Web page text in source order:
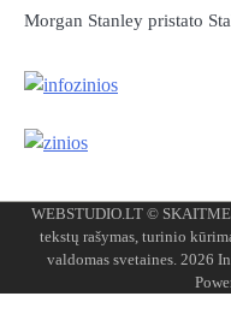
Morgan Stanley pristato
WEBSTUDIO.LT ©
tekstų rašymas, turinio
valdomas svetaines. 2026